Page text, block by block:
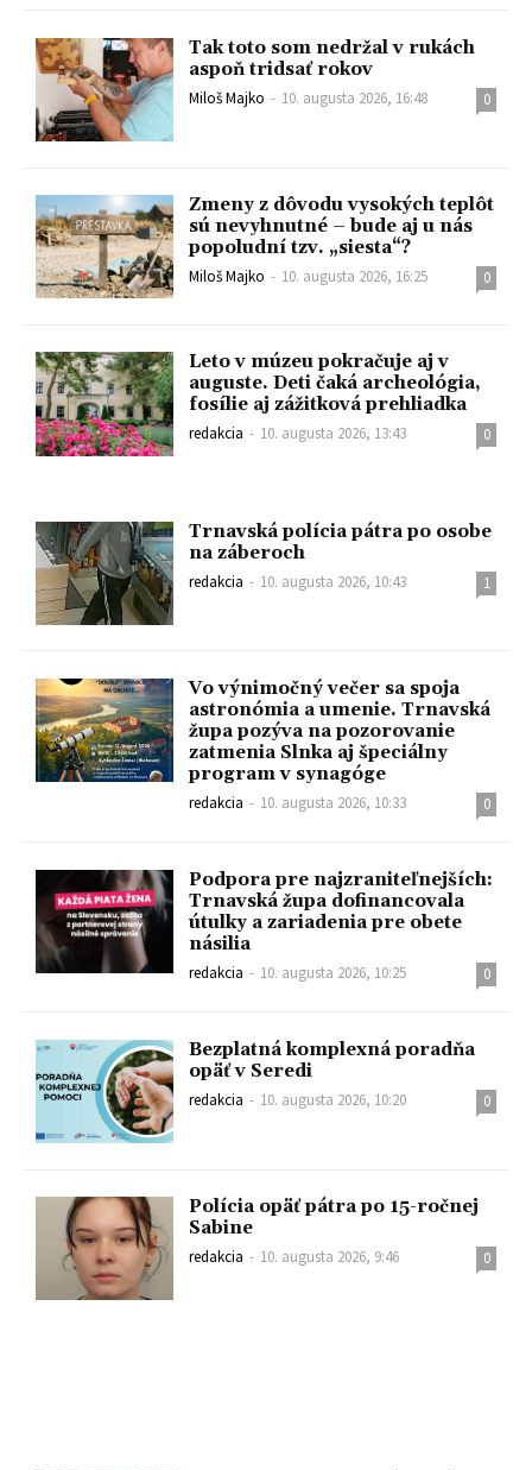
Tak toto som nedržal v rukách
aspoň tridsať rokov
Miloš Majko - 10. augusta 2026, 16:48 0
Zmeny z dôvodu vysokých teplôt
sú nevyhnutné – bude aj u nás
popoludní tzv. „siesta“?
Miloš Majko - 10. augusta 2026, 16:25 0
Leto v múzeu pokračuje aj v
auguste. Deti čaká archeológia,
fosílie aj zážitková prehliadka
redakcia - 10. augusta 2026, 13:43 0
Trnavská polícia pátra po osobe
na záberoch
redakcia - 10. augusta 2026, 10:43 1
Vo výnimočný večer sa spoja
astronómia a umenie. Trnavská
župa pozýva na pozorovanie
zatmenia Slnka aj špeciálny
program v synagóge
redakcia - 10. augusta 2026, 10:33 0
Podpora pre najzraniteľnejších:
Trnavská župa dofinancovala
útulky a zariadenia pre obete
násilia
redakcia - 10. augusta 2026, 10:25 0
Bezplatná komplexná poradňa
opäť v Seredi
redakcia - 10. augusta 2026, 10:20 0
Polícia opäť pátra po 15-ročnej
Sabine
redakcia - 10. augusta 2026, 9:46 0